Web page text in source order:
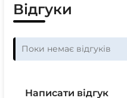
Відгуки
Поки немає відгуків
Написати відгук